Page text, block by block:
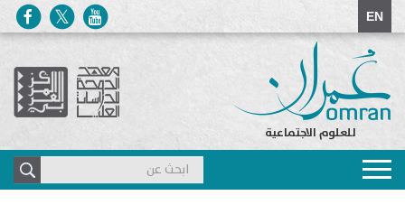
EN
للعلوم الاجتماعية
Toggle
navigation